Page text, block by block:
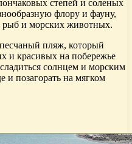
степей и соленых
флору и фауну,
рыб и морских животных.
пляж, который
и красивых на побережье
солнцем и морским
и позагорать на мягком